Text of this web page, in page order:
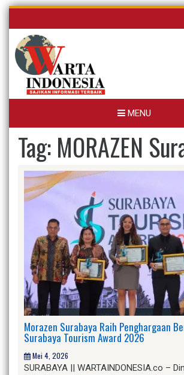
Skip
content
MENU
Tag: MORAZEN
Morazen Surabaya Raih Penghargaan
Surabaya Tourism Award 2026
Mei 4, 2026
SURABAYA || WARTAINDONESIA.co –